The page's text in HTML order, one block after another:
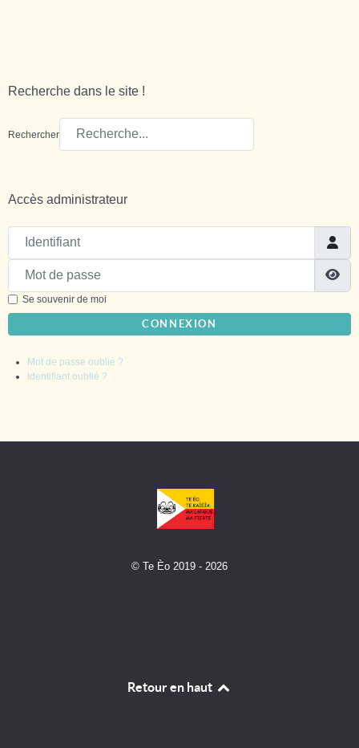
Recherche dans le site !
Rechercher
Accès administrateur
Se souvenir de moi
CONNEXION
Mot de passe oublié ?
Identifiant oublié ?
© Te Èo 2019 - 2026
Retour en haut